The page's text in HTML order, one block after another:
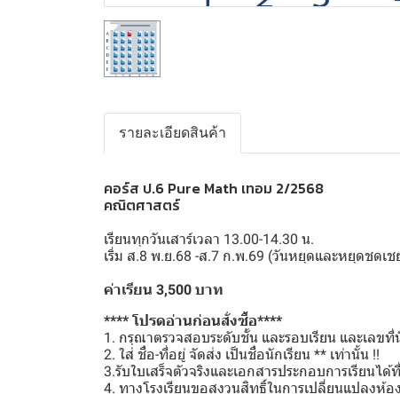
รายละเอียดสินค้า
คอร์ส ป.6 Pure Math เทอม 2/2568
คณิตศาสตร์
เรียนทุกวันเสาร์เวลา 13.00-14.30 น.
เริ่ม ส.8 พ.ย.68 -ส.7 ก.พ.69 (วันหยุดและหยุดชดเ
ค่าเรียน 3,500 บาท
**** โปรดอ่านก่อนสั่งซื้อ****
1. กรุณาตรวจสอบระดับชั้น และรอบเรียน และเลข
2. ใส่ ชื่อ-ที่อยู่ จัดส่ง เป็นชื่อนักเรียน ** เท่านั้น !!
3.รับใบเสร็จตัวจริงและเอกสารประกอบการเรียนไ
4. ทางโรงเรียนขอสงวนสิทธิ์ในการเปลี่ยนแปลงห้อ